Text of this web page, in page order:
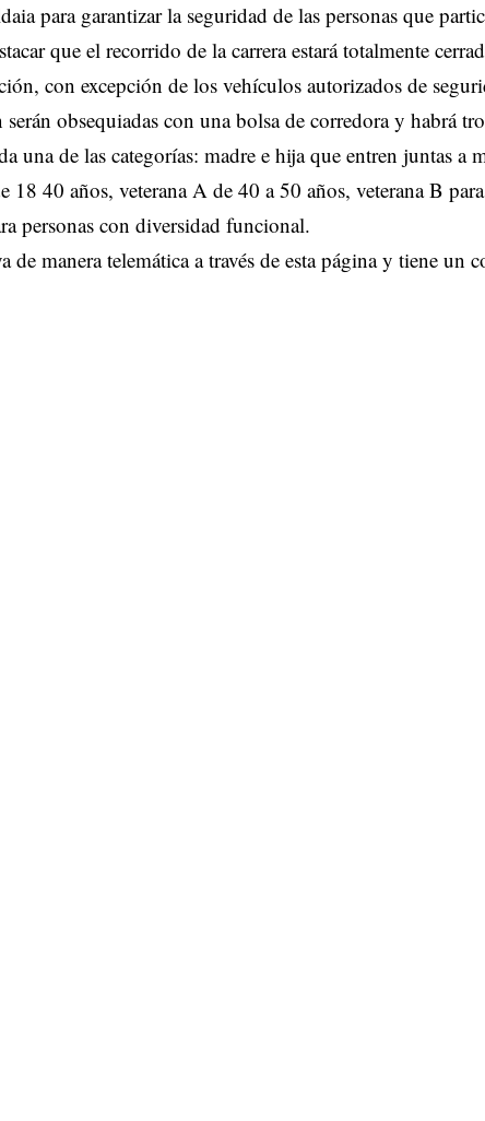
para garantizar la seguridad de las personas que
que el recorrido de la carrera estará totalmente
con excepción de los vehículos autorizados de
obsequiadas con una bolsa de corredora y habrá
una de las categorías: madre e hija que entren juntas a
18 40 años, veterana A de 40 a 50 años, veterana B para
personas con diversidad funcional.
manera telemática a través de esta páginay tiene un